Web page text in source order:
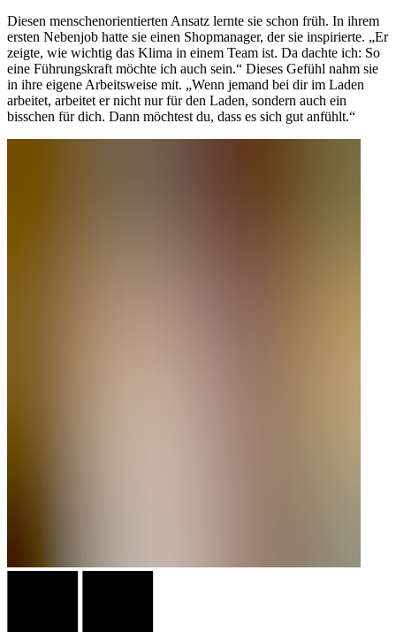
Diesen menschenorientierten Ansatz lernte sie schon früh. In ihrem
ersten Nebenjob hatte sie einen Shopmanager, der sie inspirierte. „Er
zeigte, wie wichtig das Klima in einem Team ist. Da dachte ich: So
eine Führungskraft möchte ich auch sein.“ Dieses Gefühl nahm sie
in ihre eigene Arbeitsweise mit. „Wenn jemand bei dir im Laden
arbeitet, arbeitet er nicht nur für den Laden, sondern auch ein
bisschen für dich. Dann möchtest du, dass es sich gut anfühlt.“